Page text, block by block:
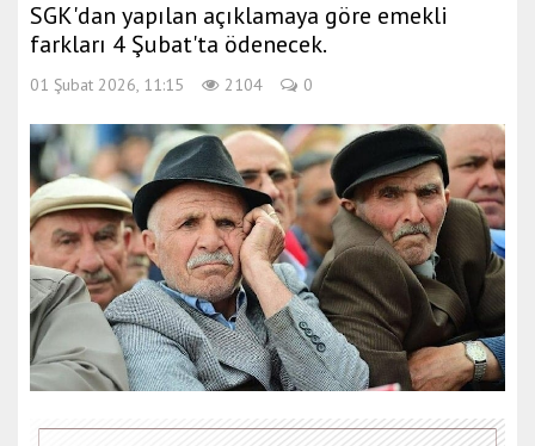
SGK'dan yapılan açıklamaya göre emekli
farkları 4 Şubat'ta ödenecek.
01 Şubat 2026, 11:15 2104 0